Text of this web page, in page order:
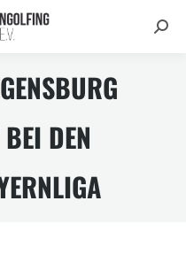
DEN